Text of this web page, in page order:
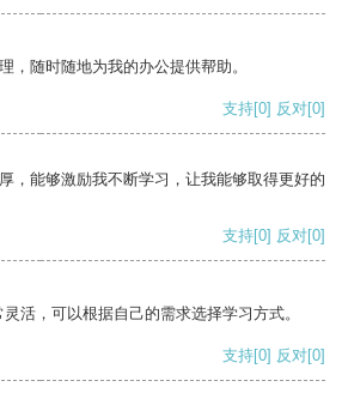
，随时随地为我的办公提供帮助。
支持[0] 反对[0]
，能够激励我不断学习，让我能够取得更好的
支持[0] 反对[0]
活，可以根据自己的需求选择学习方式。
支持[0] 反对[0]